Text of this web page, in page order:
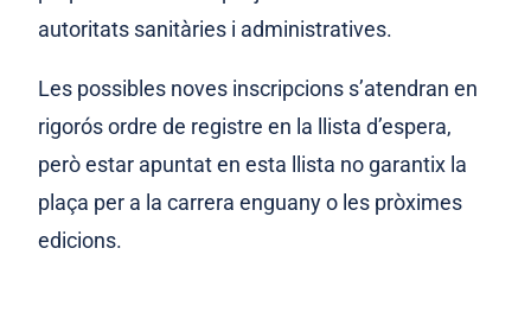
autoritats sanitàries i administratives.
Les possibles noves inscripcions s’atendran en
rigorós ordre de registre en la llista d’espera,
però estar apuntat en esta llista no garantix la
plaça per a la carrera enguany o les pròximes
edicions.